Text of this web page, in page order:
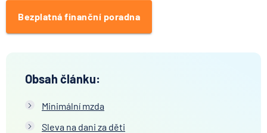
Bezplatná finanční poradna
Obsah článku:
Minimální mzda
Sleva na dani za děti